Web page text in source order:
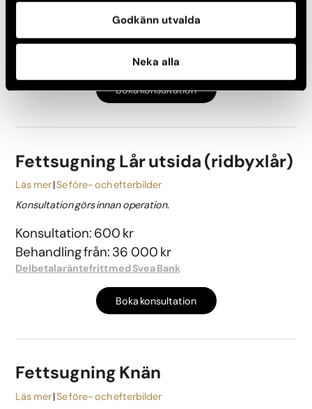
Godkänn utvalda
Neka alla
Konsultation: 600 kr
Behandling från: 36 000 kr
Delbetala räntefritt med Svea Bank
Boka konsultation
Fettsugning Lår utsida (ridbyxlår)
Läs mer Se före- och efterbilder
Konsultation görs innan operation.
Konsultation: 600 kr
Behandling från: 36 000 kr
Delbetala räntefritt med Svea Bank
Boka konsultation
Fettsugning Knän
Läs mer Se före- och efterbilder